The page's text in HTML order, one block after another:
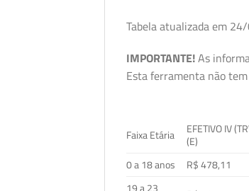
Tabela atualizada em
IMPORTANTE!As
Esta ferramenta não
Faixa Etária
EFETIVO IV
(E)
0 a 18 anos
R$ 478,11